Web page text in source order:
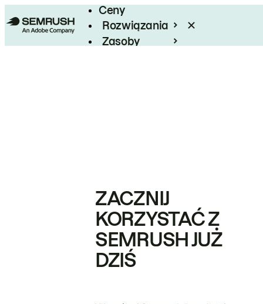
Ceny
Rozwiązania
Zasoby
ZACZNIJ
KORZYSTAĆ Z
SEMRUSH JUŻ
DZIŚ